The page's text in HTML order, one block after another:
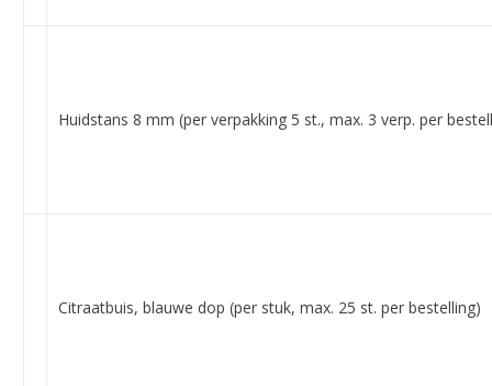
Huidstans 8 mm (per verpakking 5 st., max. 3 verp. per
Citraatbuis, blauwe dop (per stuk, max. 25 st. per bestelling)